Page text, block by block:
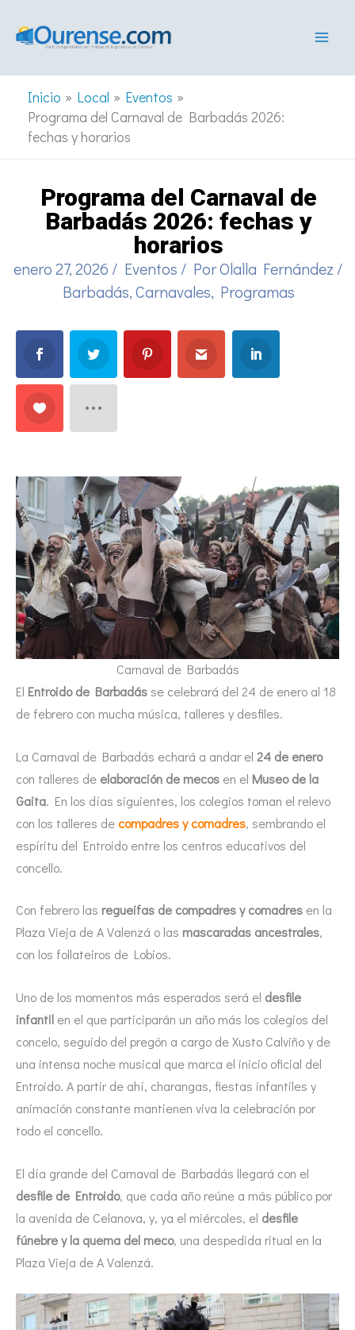
Inicio Local
Eventos
Programa del Carnaval de Barbadás 2026:
fechas y horarios
Programa del Carnaval de
Barbadás 2026: fechas y
horarios
enero 27, 2026 / Eventos / PorOlalla Fernández /
Barbadás,Carnavales, Programas
Carnaval de Barbadás
El Entroido de Barbadásse celebrará del 24 de enero al 18
de febrero con mucha música, talleres y desfiles.
La Carnaval de Barbadás echará a andar el 24 de enero
con talleres de elaboración de mecos en el Museo de la
Gaita. En los días siguientes, los colegios toman el relevo
con los talleres decompadres y comadres, sembrando el
espíritu del Entroido entre los centros educativos del
concello.
Con febrero las regueifas de compadres y comadres en la
Plaza Vieja de A Valenzá o las mascaradas ancestrales,
con los follateiros de Lobios.
Uno de los momentos más esperados será el desfile
infantil en el que participarán un año más los colegios del
concelo, seguido del pregón a cargo de Xusto Calviño y de
una intensa noche musical que marca el inicio oficial del
Entroido. A partir de ahí, charangas, fiestas infantiles y
animación constante mantienen viva la celebración por
todo el concello.
El día grande del Carnaval de Barbadás llegará con el
desfile de Entroido, que cada año reúne a más público por
la avenida de Celanova, y, ya el miércoles, el desfile
fúnebre y la quema del meco, una despedida ritual en la
Plaza Vieja de A Valenzá.